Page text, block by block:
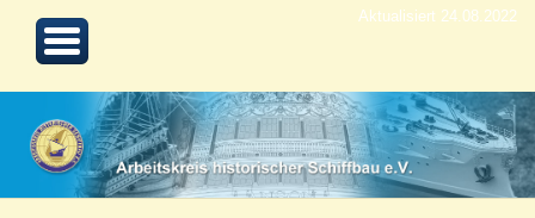
Aktualisiert 24.08.2022